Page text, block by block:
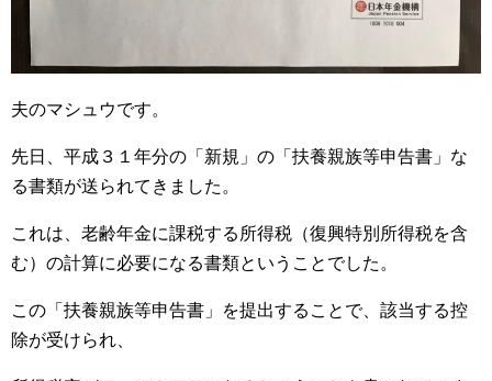
夫のマシュウです。
先日、平成３１年分の「新規」の「扶養親族等申告書」な
る書類が送られてきました。
これは、老齢年金に課税する所得税（復興特別所得税を含
む）の計算に必要になる書類ということでした。
この「扶養親族等申告書」を提出することで、該当する控
除が受けられ、